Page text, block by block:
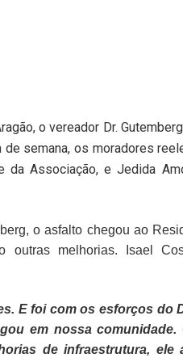
o vereador Dr.
semana, os moradores
da Associação, e Jedida
o asfalto chegou ao
outras melhorias. Isael
E foi com os esforços do
em nossa comunidade.
de infraestrutura, ele